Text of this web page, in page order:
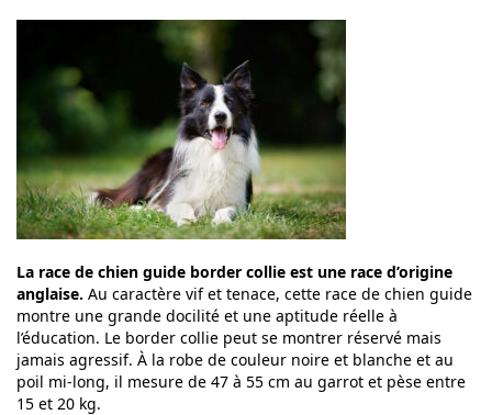
La race de chien guide border collie est une race d’origine
anglaise. Au caractère vif et tenace, cette race de chien guide
montre une grande docilité et une aptitude réelle à
l’éducation. Le border collie peut se montrer réservé mais
jamais agressif. À la robe de couleur noire et blanche et au
poil mi-long, il mesure de 47 à 55 cm au garrot et pèse entre
15 et 20 kg.